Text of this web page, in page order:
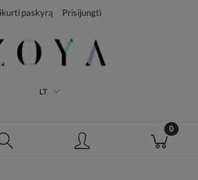
paskyrą Prisijungti
LT